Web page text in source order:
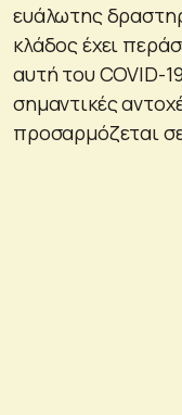
ευάλωτης
κλάδος έχει
αυτή του COVID-
σημαντικές
προσαρμόζεται